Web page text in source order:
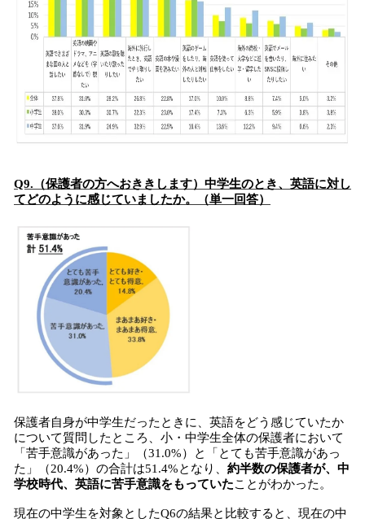
Q9.（保護者の方へおききします）中学生のとき、英語に対し
てどのように感じていましたか。（単一回答）
保護者自身が中学生だったときに、英語をどう感じていたか
について質問したところ、小・中学生全体の保護者において
「苦手意識があった」（31.0%）と「とても苦手意識があっ
た」（20.4%）の合計は51.4%となり、 約半数の保護者が、中
学校時代、英語に苦手意識をもっていたことがわかった。
現在の中学生を対象としたQ6の結果と比較すると、現在の中